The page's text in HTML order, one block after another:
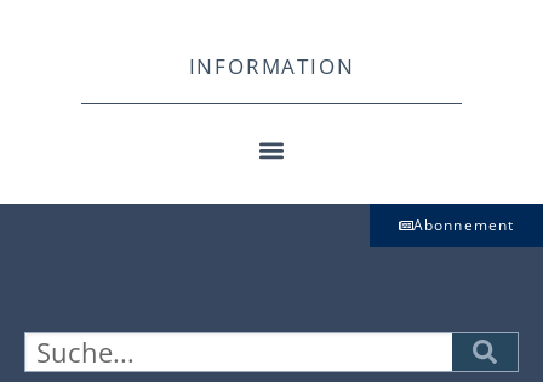
INFORMATION
Abonnement